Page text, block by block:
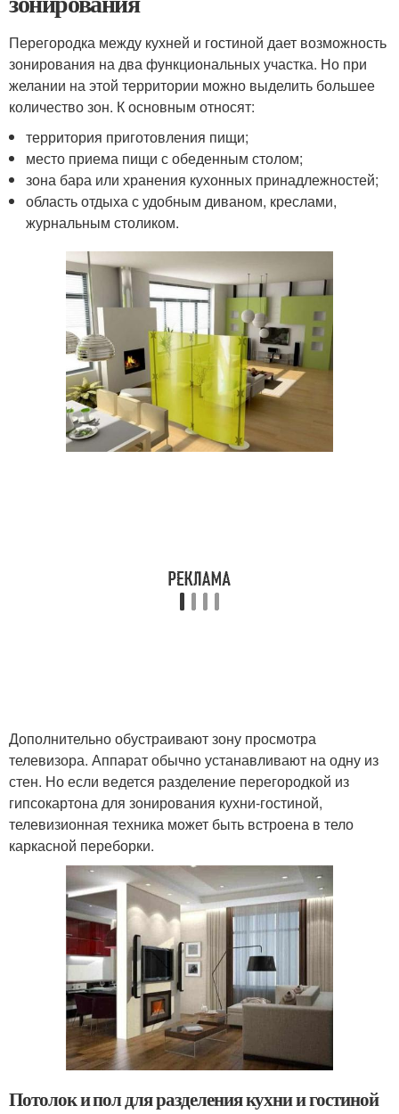
Перегородка между кухней и гостиной дает возможность
зонирования на два функциональных участка. Но при
желании на этой территории можно выделить большее
количество зон. К основным относят:
территория приготовления пищи;
место приема пищи с обеденным столом;
зона бара или хранения кухонных принадлежностей;
область отдыха с удобным диваном, креслами,
журнальным столиком.
Дополнительно обустраивают зону просмотра
телевизора. Аппарат обычно устанавливают на одну из
стен. Но если ведется разделение перегородкой из
гипсокартона для зонирования кухни-гостиной,
телевизионная техника может быть встроена в тело
каркасной переборки.
Потолок и пол для разделения кухни и гостиной